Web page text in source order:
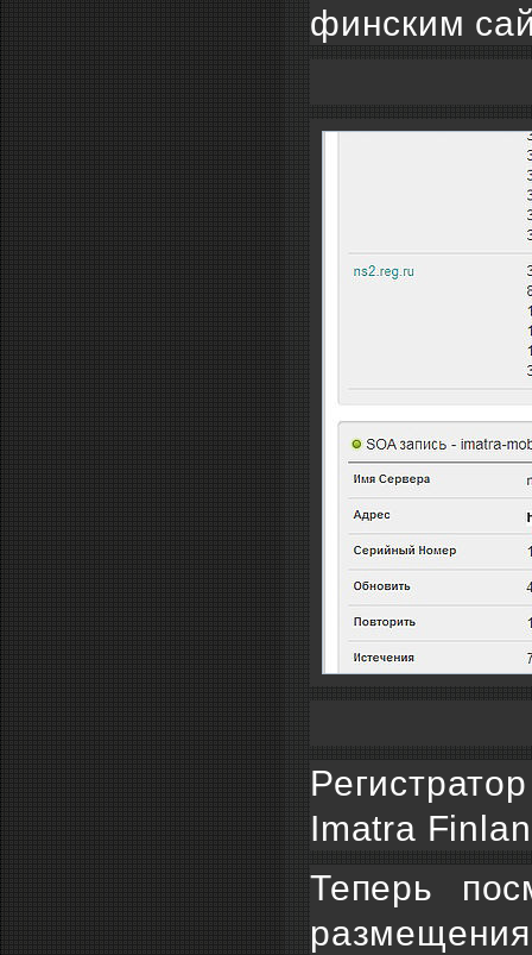
финским
Imatra
Теперь